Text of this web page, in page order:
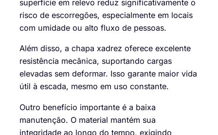
superfície em relevo reduz significativamente o
risco de escorregões, especialmente em locais
com umidade ou alto fluxo de pessoas.
Além disso, a chapa xadrez oferece excelente
resistência mecânica, suportando cargas
elevadas sem deformar. Isso garante maior vida
útil à escada, mesmo em uso constante.
Outro benefício importante é a baixa
manutenção. O material mantém sua
integridade ao longo do tempo, exigindo